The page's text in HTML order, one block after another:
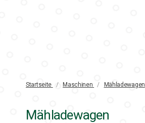
Startseite / Maschinen / Mähladewagen
Mähladewagen